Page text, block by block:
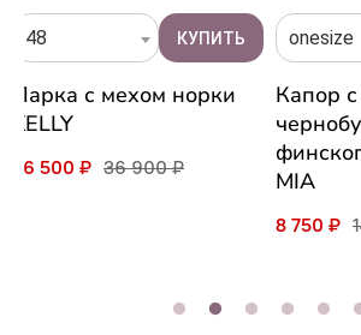
48
Парка с мехом норки
KELLY
26 500 ₽ 36 900 ₽
onesize
Капор
MIA
8 750 ₽